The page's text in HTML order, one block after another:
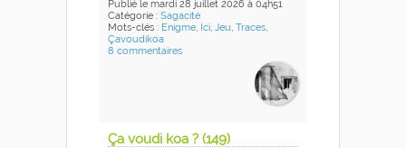
Publié le mardi 28 juillet 2026 à 04h51
Catégorie : Sagacité
Mots-clés : Enigme, Ici, Jeu, Traces,
Çavoudikoa
8 commentaires
Ça voudi koa ? (149)